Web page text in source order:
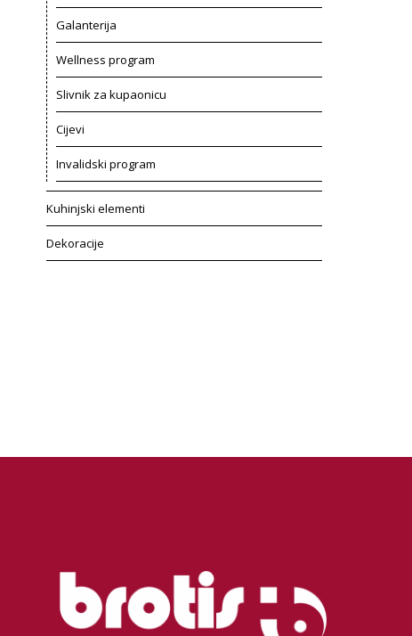
Galanterija
Wellness program
Slivnik za kupaonicu
Cijevi
Invalidski program
Kuhinjski elementi
Dekoracije